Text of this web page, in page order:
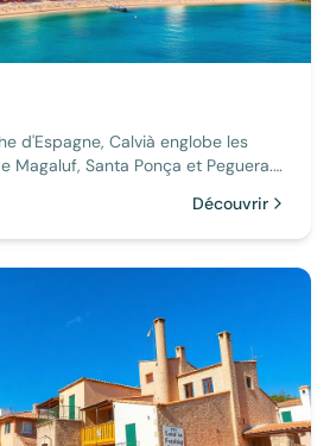
d'Espagne, Calvià englobe les
Magaluf, Santa Ponça et Peguera.
Découvrir